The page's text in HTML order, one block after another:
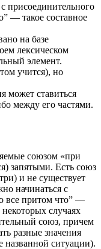
присоединительного
― такое составное
на базе
лексическом
элемент.
учится), но
может ставиться
между его частями.
союзом «при
запятыми. Есть союз
и не существует
начинаться с
все притом что” ―
случаях
союз, причем
разные значения
названной ситуации).